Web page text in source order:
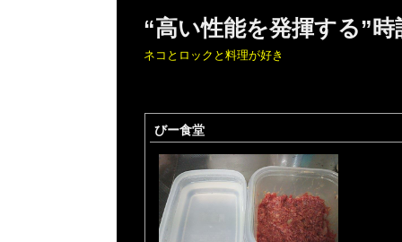
“高い性能を発揮する”
ネコとロックと料理が好き
びー食堂